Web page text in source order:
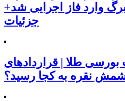
وارد فاز اجرایی شد+
جزئیات
طلا | قراردادهای
شمش نقره به کجا رسید؟